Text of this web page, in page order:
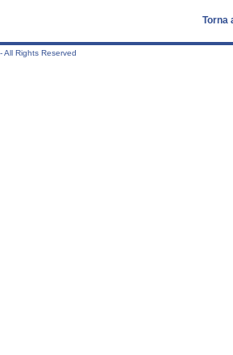
Torna
All Rights Reserved